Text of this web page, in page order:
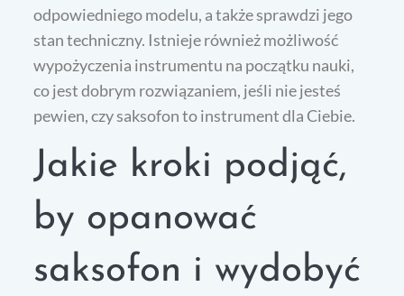
odpowiedniego modelu, a także sprawdzi jego
stan techniczny. Istnieje również możliwość
wypożyczenia instrumentu na początku nauki,
co jest dobrym rozwiązaniem, jeśli nie jesteś
pewien, czy saksofon to instrument dla Ciebie.
Jakie kroki podjąć,
by opanować
saksofon i wydobyć